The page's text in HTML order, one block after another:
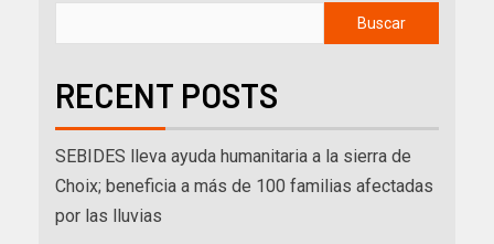
Buscar
RECENT POSTS
SEBIDES lleva ayuda humanitaria a la sierra de
Choix; beneficia a más de 100 familias afectadas
por las lluvias